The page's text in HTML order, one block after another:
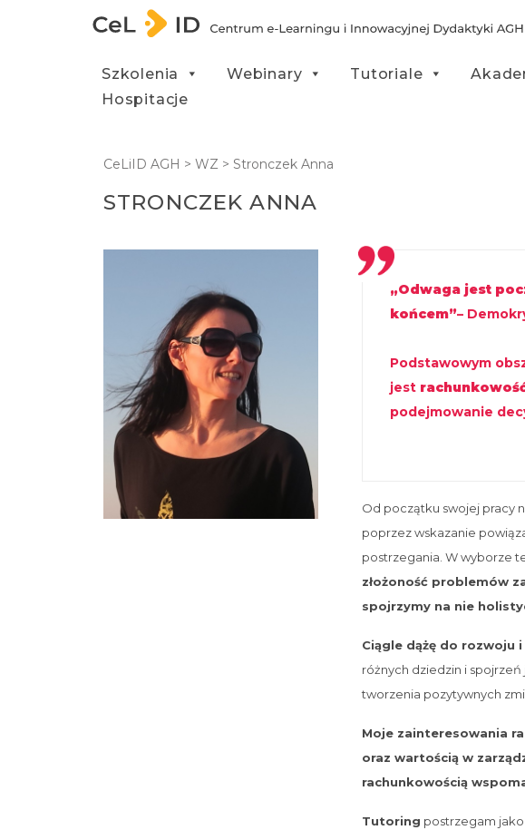
Szkolenia Webinary Tutoriale
Hospitacje
CeLiID AGH > WZ > Stronczek Anna
STRONCZEK ANNA
„Odwaga jest
końcem”–
Podstawowym
jest
podejmowanie
Od początku swojej pracy
poprzez wskazanie
postrzegania. W wyborze
złożoność problemów
spojrzymy na nie
Ciągle dążę do rozwoju
różnych dziedzin i
tworzenia pozytywnych
Moje zainteresowania
oraz wartością w
rachunkowością
Tutoring postrzegam